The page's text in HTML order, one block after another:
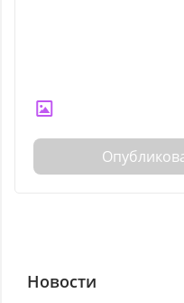
Новости